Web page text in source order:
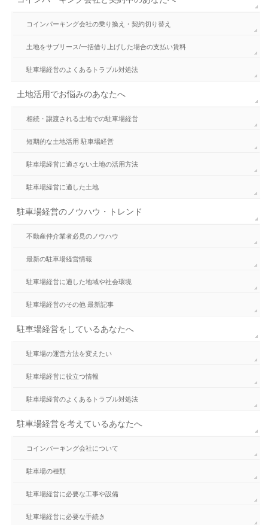
コインパーキング会社の乗り換え・契約切り替え
土地をサブリース/一括借り上げした場合の支払い賃料
駐車場経営のよくあるトラブル対処法
土地活用でお悩みのあなたへ
相続・譲渡される土地での駐車場経営
短期的な土地活用 駐車場経営
駐車場経営に適さない土地の活用方法
駐車場経営に適した土地
駐車場経営のノウハウ・トレンド
不動産仲介業者必見のノウハウ
最新の駐車場経営情報
駐車場経営に適した地域や社会環境
駐車場経営のその他 最新記事
駐車場経営をしているあなたへ
駐車場の運営方法を変えたい
駐車場経営に役立つ情報
駐車場経営のよくあるトラブル対処法
駐車場経営を考えているあなたへ
コインパーキング会社について
駐車場の種類
駐車場経営に必要な工事や設備
駐車場経営に必要な手続き